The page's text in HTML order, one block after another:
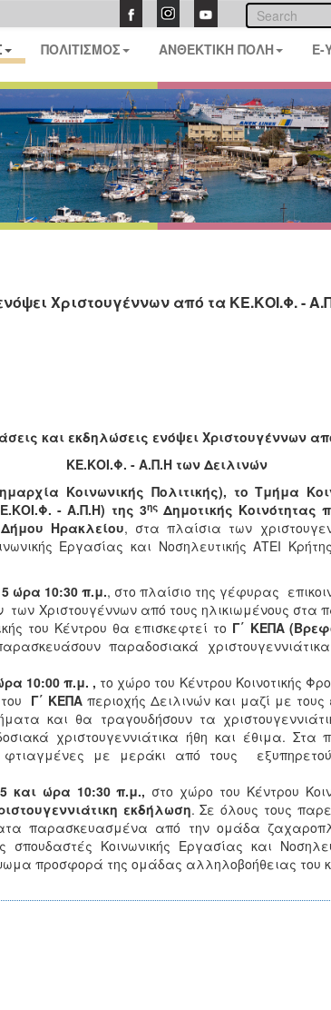
ΠΟΛΙΤΙΣΜΟΣ ΑΝΘΕΚΤΙΚΗ ΠΟΛΗ E-
Χριστουγέννων από τα ΚΕ.ΚΟΙ.Φ. -
και εκδηλώσεις ενόψει Χριστουγέννων
ΚΕ.ΚΟΙ.Φ. - Α.Π.Η των Δειλινών
Κοινωνικής Πολιτικής), το Τμήμα
- Α.Π.Η) της 3ηςΔημοτικής Κοινότητας
Ηρακλείου, στα πλαίσια των
Εργασίας και Νοσηλευτικής ΑΤΕΙ
ώρα 10:30 π.μ., στο πλαίσιο της γέφυρας
των Χριστουγέννων από τους ηλικιωμένους στα
του Κέντρου θα επισκεφτεί το Γ΄ ΚΕΠΑ
παραδοσιακά
10:00 π.μ. , το χώρο του Κέντρου Κοινοτικής
Γ΄ ΚΕΠΑπεριοχής Δειλινών και μαζί με τους
και θα τραγουδήσουν τα
χριστουγεννιάτικα ήθη και έθιμα. Στα
με μεράκι από τους
και ώρα 10:30 π.μ., στο χώρο του Κέντρου
εκδήλωση. Σε όλους τους
παρασκευασμένα από την ομάδα
σπουδαστές Κοινωνικής Εργασίας και
προσφορά της ομάδας αλληλοβοήθειας του